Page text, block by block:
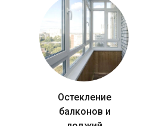
Остекление
балконов и